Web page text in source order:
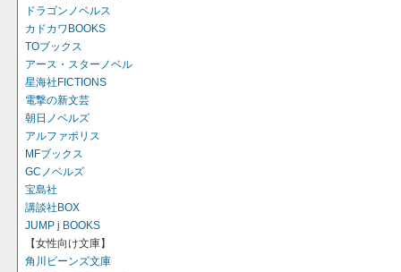
ドラゴンノベルス
カドカワBOOKS
TOブックス
アース・スターノベル
星海社FICTIONS
電撃の新文芸
朝日ノベルズ
アルファポリス
MFブックス
GCノベルズ
宝島社
講談社BOX
JUMP j BOOKS
【女性向け文庫】
角川ビーンズ文庫